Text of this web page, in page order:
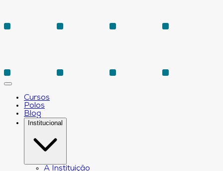
Cursos
Polos
Blog
Institucional
A Instituição